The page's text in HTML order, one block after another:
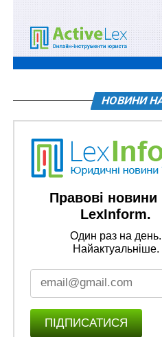
Замість притягнення до
припинення шкоди
еконагляду
НЕ ПРОПУСТІТЬ
Укриття в освітніх
НОВИНИ
Правові новини
LexInform.
Один раз на день.
Найактуальніше.
ПІДПИСАТИСЯ